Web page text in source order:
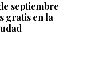
septiembre
gratis en la